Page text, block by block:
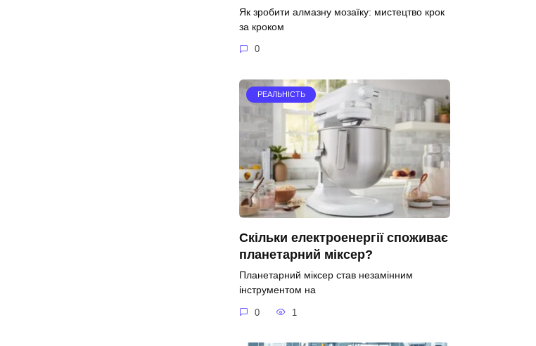
Як зробити алмазну мозаїку: мистецтво крок
за кроком
0
РЕАЛЬНІСТЬ
Скільки електроенергії споживає
планетарний міксер?
Планетарний міксер став незамінним
інструментом на
0 1